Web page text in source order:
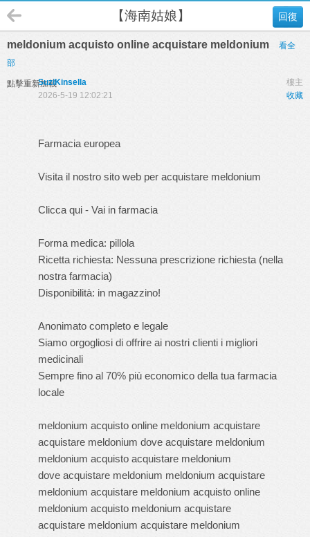
回復
【海南姑娘】
meldonium acquisto online acquistare meldonium
看全
部
點擊重新加載 樓主
SuziKinsella
收藏
2026-5-19 12:02:21
Farmacia europea
Visita il nostro sito web per acquistare meldonium
Clicca qui - Vai in farmacia
Forma medica: pillola
Ricetta richiesta: Nessuna prescrizione richiesta (nella
nostra farmacia)
Disponibilità: in magazzino!
Anonimato completo e legale
Siamo orgogliosi di offrire ai nostri clienti i migliori
medicinali
Sempre fino al 70% più economico della tua farmacia
locale
meldonium acquisto online meldonium acquistare
acquistare meldonium dove acquistare meldonium
meldonium acquisto acquistare meldonium
dove acquistare meldonium meldonium acquistare
meldonium acquistare meldonium acquisto online
meldonium acquisto meldonium acquistare
acquistare meldonium acquistare meldonium